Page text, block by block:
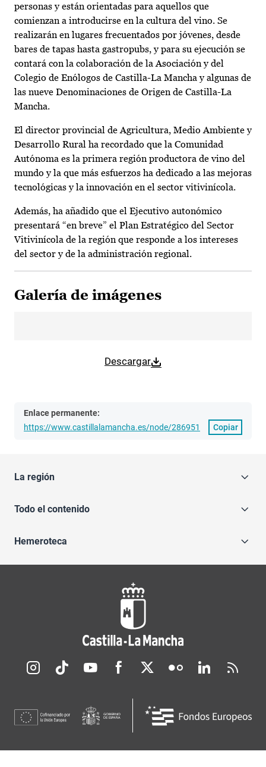
personas y están orientadas para aquellos que
comienzan a introducirse en la cultura del vino. Se
realizarán en lugares frecuentados por jóvenes, desde
bares de tapas hasta gastropubs, y para su ejecución se
contará con la colaboración de la Asociación y del
Colegio de Enólogos de Castilla-La Mancha y algunas de
las nueve Denominaciones de Origen de Castilla-La
Mancha.
El director provincial de Agricultura, Medio Ambiente y
Desarrollo Rural ha recordado que la Comunidad
Autónoma es la primera región productora de vino del
mundo y la que más esfuerzos ha dedicado a las mejoras
tecnológicas y la innovación en el sector vitivinícola.
Además, ha añadido que el Ejecutivo autonómico
presentará “en breve” el Plan Estratégico del Sector
Vitivinícola de la región que responde a los intereses
del sector y de la administración regional.
Galería de imágenes
Descargar
Enlace permanente:
https://www.castillalamancha.es/node/286951
Copiar
La región
Todo el contenido
Hemeroteca
Redes sociales JCCM